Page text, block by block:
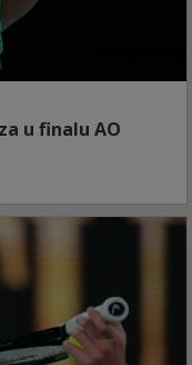
u finalu AO